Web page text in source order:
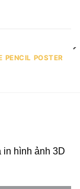
PENCIL POSTER
in hình ảnh 3D